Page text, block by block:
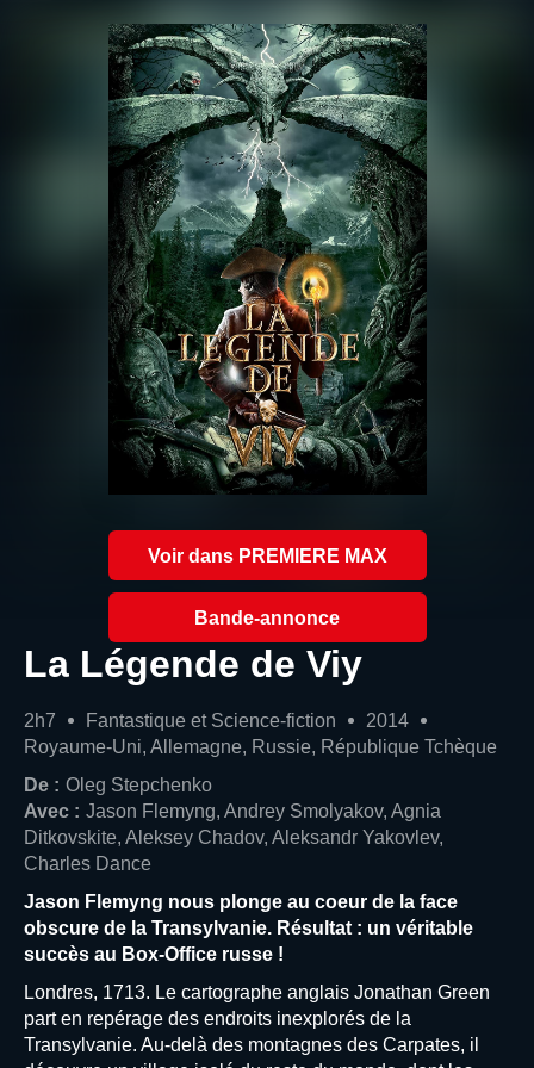
Voir dans PREMIERE MAX
Bande-annonce
La Légende de Viy
2h7 Fantastique et Science-fiction
2014
Royaume-Uni, Allemagne, Russie, République Tchèque
De : Oleg Stepchenko
Avec : Jason Flemyng, Andrey Smolyakov, Agnia
Ditkovskite, Aleksey Chadov, Aleksandr Yakovlev,
Charles Dance
Jason Flemyng nous plonge au coeur de la face
obscure de la Transylvanie. Résultat : un véritable
succès au Box-Office russe !
Londres, 1713. Le cartographe anglais Jonathan Green
part en repérage des endroits inexplorés de la
Transylvanie. Au-delà des montagnes des Carpates, il